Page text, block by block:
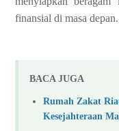
finansial di masa depan.
BACA JUGA
Rumah Zakat
Kesejahteraan